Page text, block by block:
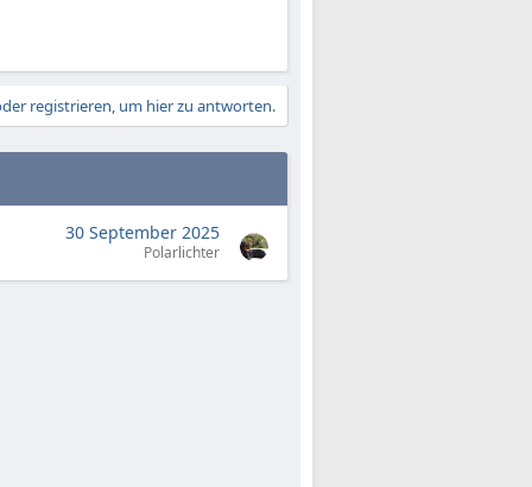
registrieren, um hier zu antworten.
30 September 2025
Polarlichter